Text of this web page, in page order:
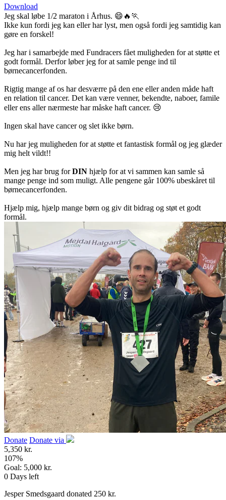
Download
Jeg skal løbe 1/2 maraton i Århus. 😄🔥🏃
Ikke kun fordi jeg kan eller har lyst, men også fordi jeg samtidig kan
gøre en forskel!
Jeg har i samarbejde med Fundracers fået muligheden for at støtte et
godt formål. Derfor løber jeg for at samle penge ind til
børnecancerfonden.
Rigtig mange af os har desværre på den ene eller anden måde haft
en relation til cancer. Det kan være venner, bekendte, naboer, famile
eller ens aller nærmeste har måske haft cancer. 😢
Ingen skal have cancer og slet ikke børn.
Nu har jeg muligheden for at støtte et fantastisk formål og jeg glæder
mig helt vildt!!
Men jeg har brug forDIN hjælp for at vi sammen kan samle så
mange penge ind som muligt. Alle pengene går 100% ubeskåret til
børnecancerfonden.
Hjælp mig, hjælp mange børn og giv dit bidrag og støt et godt
formål.
Donate Donate via
5,350 kr.
107%
Goal: 5,000 kr.
0 Days left
Jesper Smedsgaard donated 250 kr.